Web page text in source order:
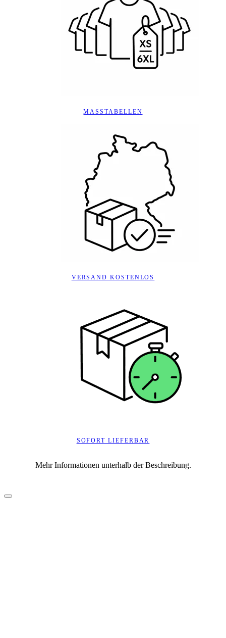
MASSTABELLEN
VERSAND KOSTENLOS
SOFORT LIEFERBAR
Mehr Informationen unterhalb der Beschreibung.